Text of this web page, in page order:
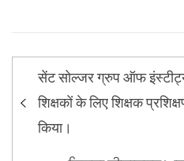
Post
navigation
सेंट सोल्जर ग्रुप ऑफ
शिक्षकों के लिए शिक्षक
किया।